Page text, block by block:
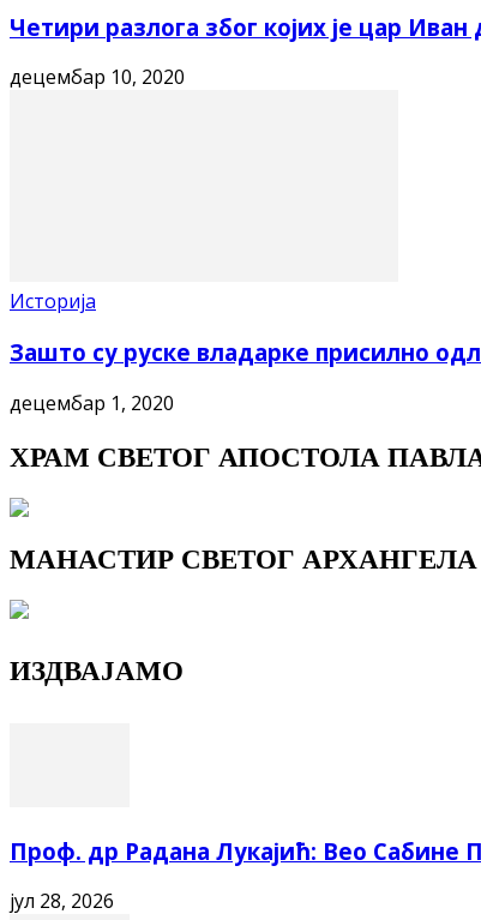
Четири разлога због којих је цар
децембар 10, 2020
Историја
Зашто су руске владарке присилно
децембар 1, 2020
ХРАМ СВЕТОГ АПОСТОЛА
МАНАСТИР СВЕТОГ
ИЗДВАЈАМО
Проф. др Радана Лукајић: Вео Сабине
јул 28, 2026